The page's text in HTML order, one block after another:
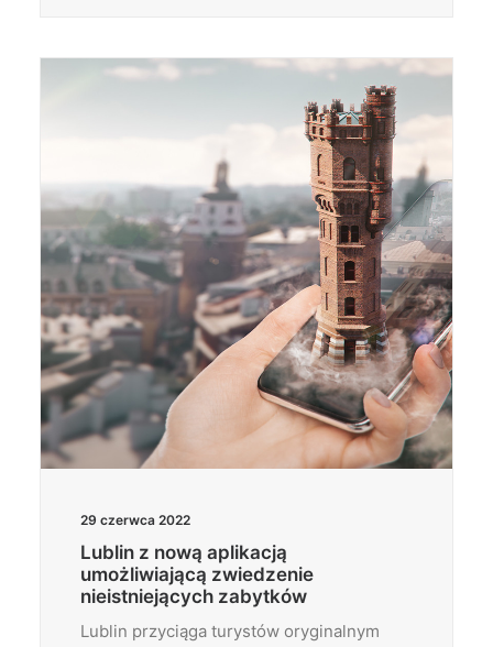
29 czerwca 2022
Lublin z nową aplikacją
umożliwiającą zwiedzenie
nieistniejących zabytków
Lublin przyciąga turystów oryginalnym